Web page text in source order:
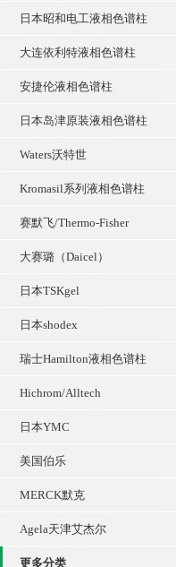
日本昭和电工液相色谱柱
大连依利特液相色谱柱
安捷伦液相色谱柱
日本岛津原装液相色谱柱
Waters沃特世
Kromasil系列液相色谱柱
赛默飞/Thermo-Fisher
大赛璐（Daicel）
日本TSKgel
日本shodex
瑞士Hamilton液相色谱柱
Hichrom/Alltech
日本YMC
美国伯乐
MERCK默克
Agela天津艾杰尔
更多分类